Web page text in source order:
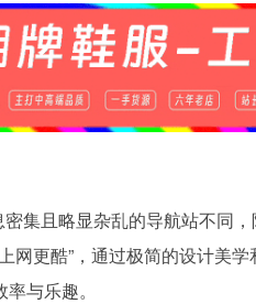
集且略显杂乱的导航站不同，
网更酷”，通过极简的设计美学
与乐趣。